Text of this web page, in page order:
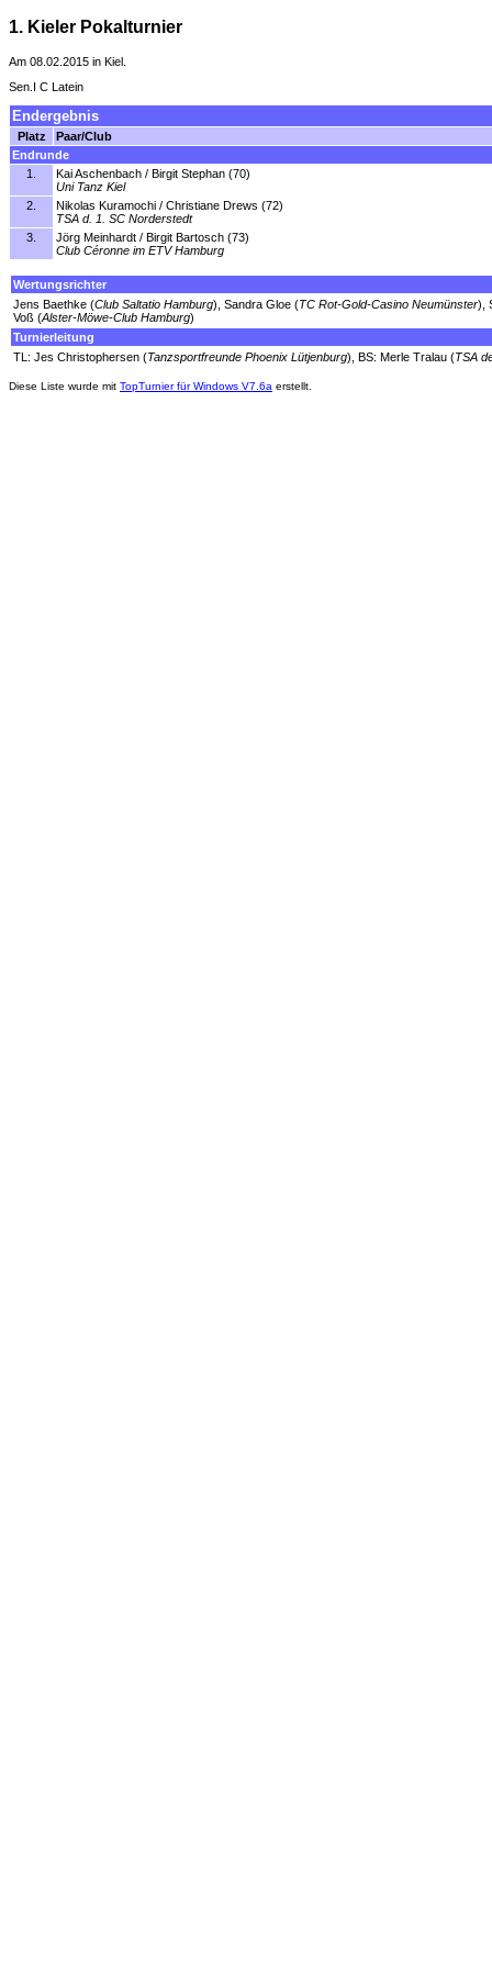
1. Kieler Pokalturnier
Am 08.02.2015 in Kiel.
Sen.I C Latein
Endergebnis
Platz
Paar/Club
Endrunde
1.
Kai Aschenbach / Birgit Stephan (70)
Uni Tanz Kiel
2.
Nikolas Kuramochi / Christiane Drews (72)
TSA d. 1. SC Norderstedt
3.
Jörg Meinhardt / Birgit Bartosch (73)
Club Céronne im ETV Hamburg
Wertungsrichter
Jens Baethke (Club Saltatio Hamburg), Sandra Gloe (TC Rot-Gold-Casino Neumünster),
Voß (Alster-Möwe-Club Hamburg)
Turnierleitung
TL: Jes Christophersen (Tanzsportfreunde Phoenix Lütjenburg), BS: Merle Tralau (TSA
Diese Liste wurde mit TopTurnier für Windows V7.6a erstellt.